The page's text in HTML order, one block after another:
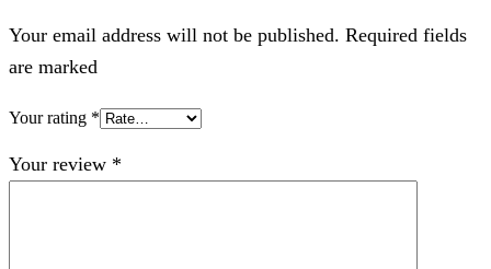
Your email address will not be published. Required fields
are marked
Your rating *
Your review *